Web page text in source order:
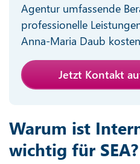
Agentur umfassende
professionelle
Anna-Maria Daub
Jetzt Kontakt
Warum ist
wichtig für SEA?